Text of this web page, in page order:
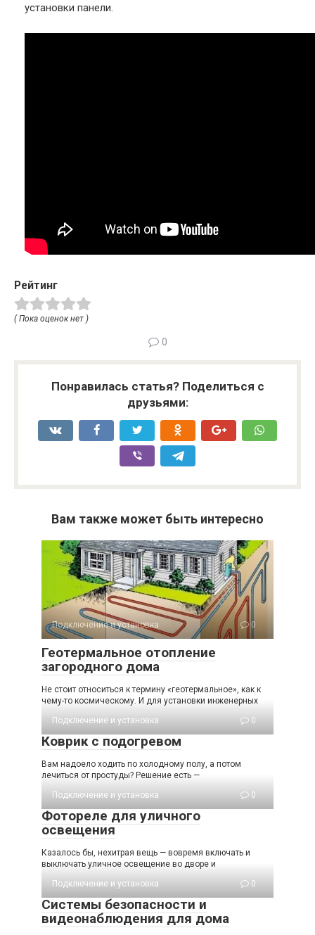
установки панели.
Рейтинг
( Пока оценок нет )
0
Понравилась статья? Поделиться с
друзьями:
Вам также может быть интересно
Подключение и установка 0
Геотермальное отопление
загородного дома
Не стоит относиться к термину «геотермальное», как к
чему-то космическому. И для установки инженерных
Подключение и установка
0
Коврик с подогревом
Вам надоело ходить по холодному полу, а потом
лечиться от простуды? Решение есть —
Подключение и установка
0
Фотореле для уличного
освещения
Казалось бы, нехитрая вещь — вовремя включать и
выключать уличное освещение во дворе и
Подключение и установка
0
Системы безопасности и
видеонаблюдения для дома